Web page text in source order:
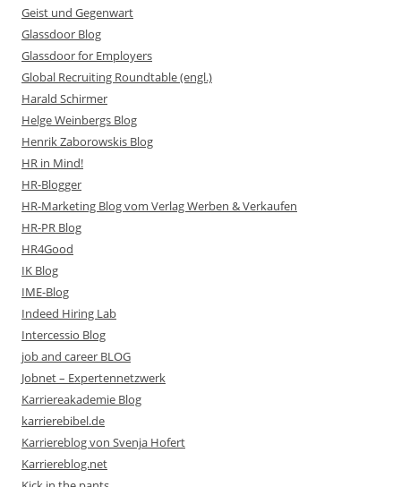
Geist und Gegenwart
Glassdoor Blog
Glassdoor for Employers
Global Recruiting Roundtable (engl.)
Harald Schirmer
Helge Weinbergs Blog
Henrik Zaborowskis Blog
HR in Mind!
HR-Blogger
HR-Marketing Blog vom Verlag Werben & Verkaufen
HR-PR Blog
HR4Good
IK Blog
IME-Blog
Indeed Hiring Lab
Intercessio Blog
job and career BLOG
Jobnet – Expertennetzwerk
Karriereakademie Blog
karrierebibel.de
Karriereblog von Svenja Hofert
Karriereblog.net